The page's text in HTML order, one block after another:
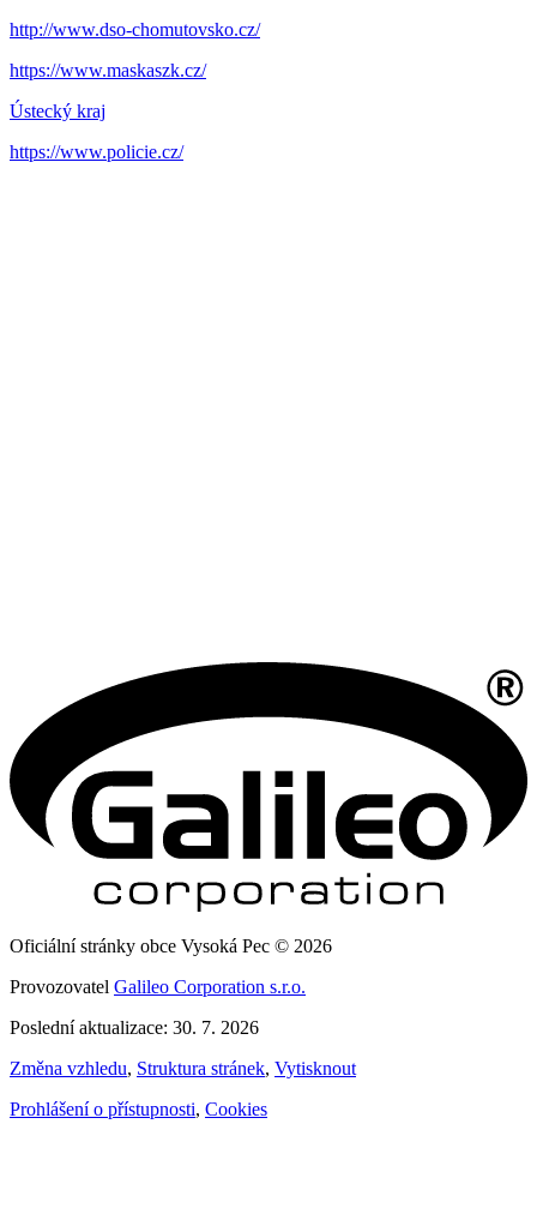
http://www.dso-chomutovsko.cz/
https://www.maskaszk.cz/
Ústecký kraj
https://www.policie.cz/
Oficiální stránky obce Vysoká Pec © 2026
Provozovatel Galileo Corporation s.r.o.
Poslední aktualizace: 30. 7. 2026
Změna vzhledu, Struktura stránek, Vytisknout
Prohlášení o přístupnosti, Cookies